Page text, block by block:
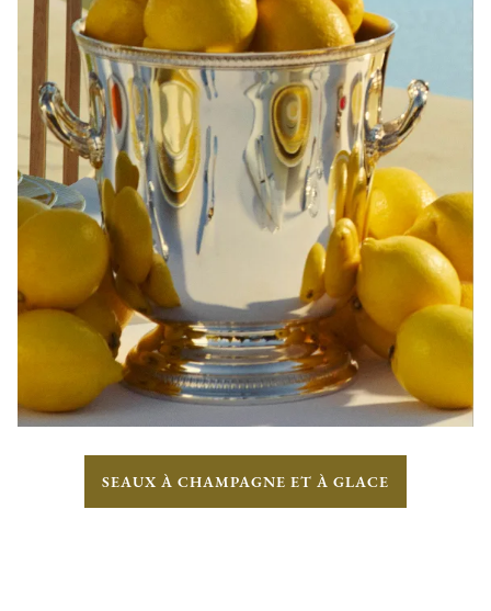
SEAUX À CHAMPAGNE ET À GLACE